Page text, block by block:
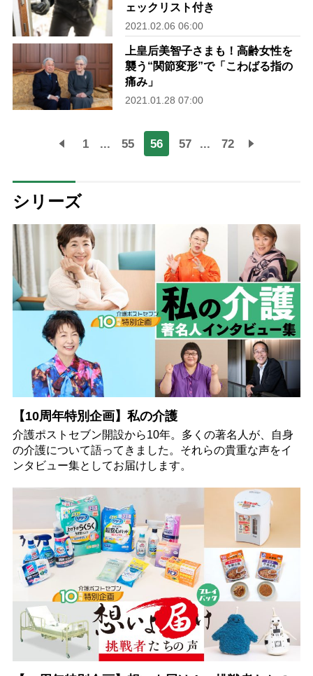
ェックリスト付き
2021.02.06 06:00
上皇后美智子さまも！高齢女性を
襲う“関節変形”で「こわばる指の
痛み」
2021.01.28 07:00
1 ... 55 56 57 ... 72
シリーズ
【10周年特別企画】私の介護
介護ポストセブン開設から10年。多くの著名人が、自身
の介護について語ってきました。それらの貴重な声をイ
ンタビュー集としてお届けします。